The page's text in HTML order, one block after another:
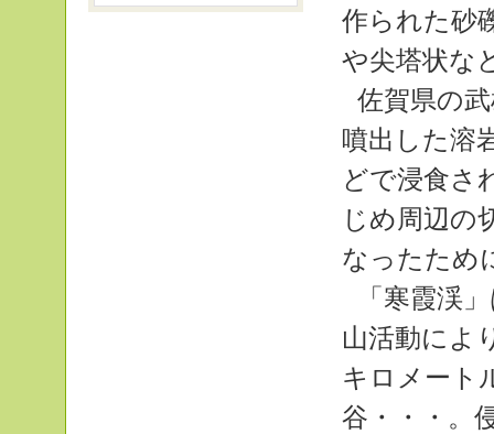
作られた砂
や尖塔状な
佐賀県の
噴出した溶
どで浸食さ
じめ周辺の
なったため
「寒霞渓
山活動によ
キロメート
谷・・・。